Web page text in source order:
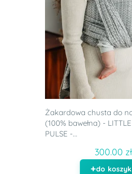
Żakardowa chusta do
(100% bawełna) -
PULSE -...
300.00 zł
do